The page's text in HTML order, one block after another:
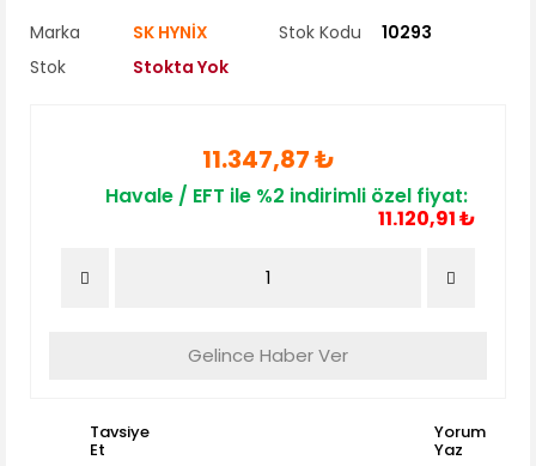
Marka SK HYNİX Stok Kodu
10293
Stok
Stokta Yok
11.347,87 ₺
Havale / EFT ile %2 indirimli özel fiyat:
11.120,91 ₺
Gelince Haber Ver
Tavsiye
Et
Yorum
Yaz